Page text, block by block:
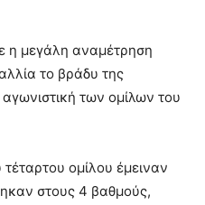
η μεγάλη αναμέτρηση
το βράδυ της
των ομίλων του
ομίλου έμειναν
στους 4 βαθμούς,